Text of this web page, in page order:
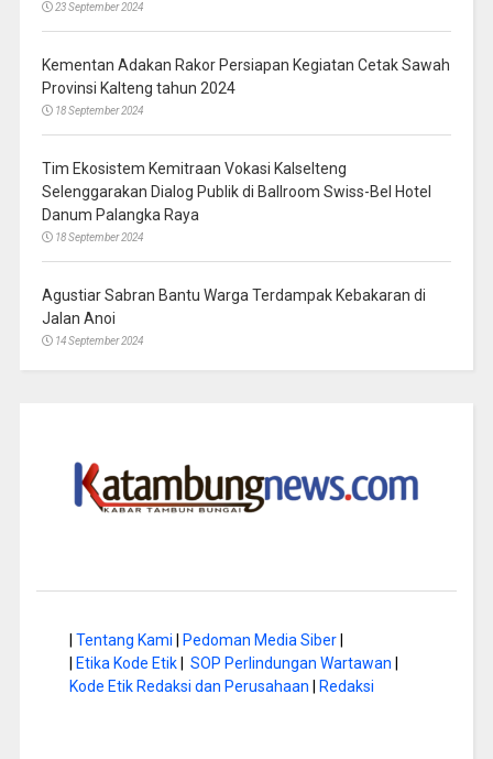
23 September 2024
Kementan Adakan Rakor Persiapan Kegiatan Cetak Sawah
Provinsi Kalteng tahun 2024
18 September 2024
Tim Ekosistem Kemitraan Vokasi Kalselteng
Selenggarakan Dialog Publik di Ballroom Swiss-Bel Hotel
Danum Palangka Raya
18 September 2024
Agustiar Sabran Bantu Warga Terdampak Kebakaran di
Jalan Anoi
14 September 2024
Tentang Kami Pedoman Media Siber|
Etika Kode Etik| SOP Perlindungan Wartawan
Kode Etik Redaksi dan Perusahaan
Redaksi